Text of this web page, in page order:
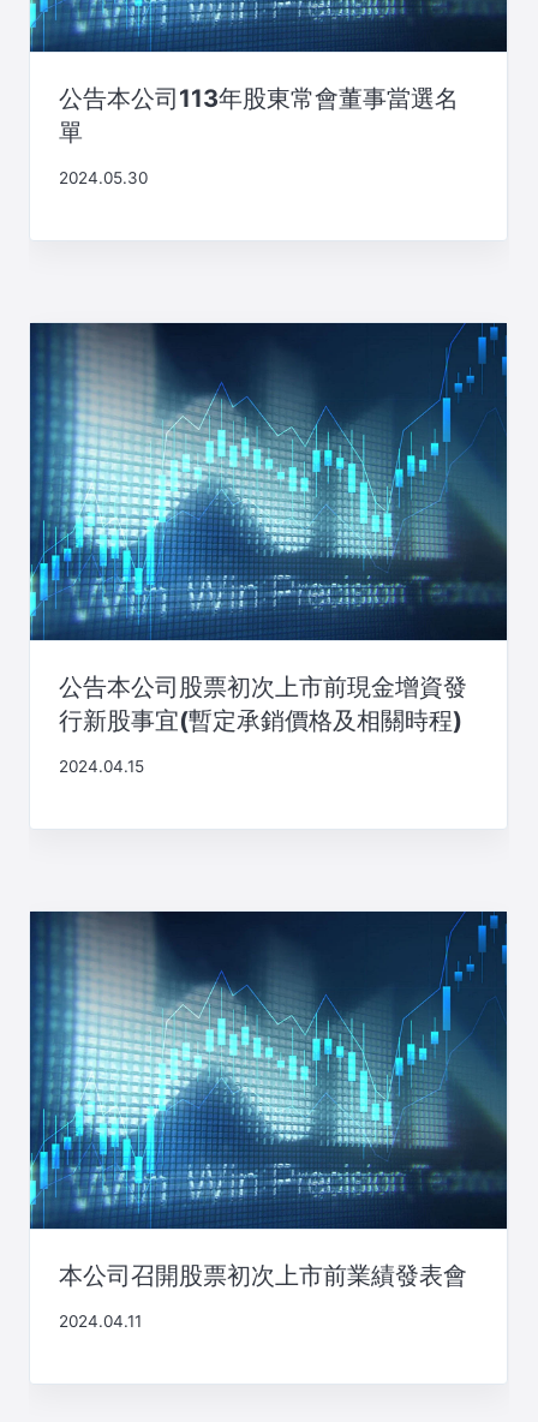
公告本公司113年股東常會董事當選名
單
2024.05.30
公告本公司股票初次上市前現金增資發
行新股事宜(暫定承銷價格及相關時程)
2024.04.15
本公司召開股票初次上市前業績發表會
2024.04.11